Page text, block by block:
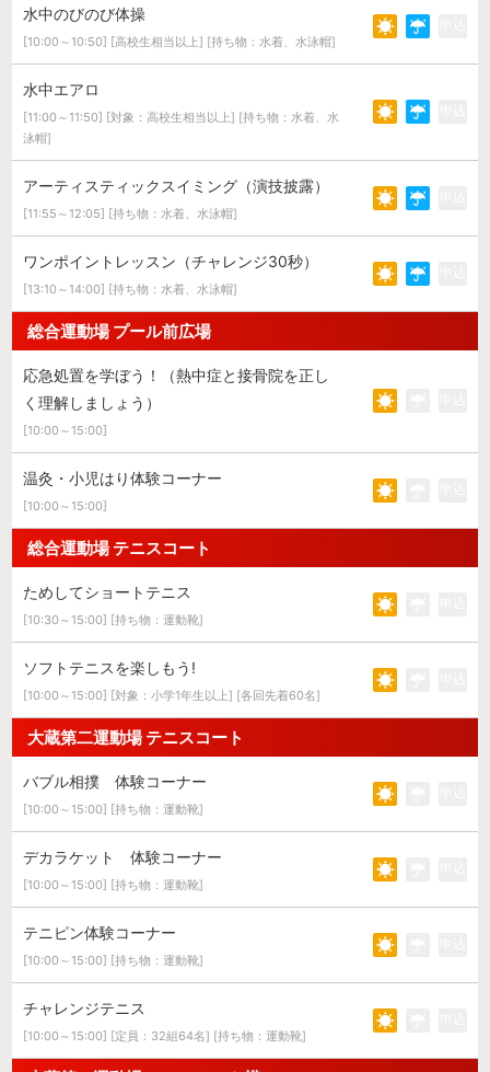
水中のびのび体操
[10:00～10:50] [高校生相当以上] [持ち物：水着、水泳帽]
水中エアロ
[11:00～11:50] [対象：高校生相当以上] [持ち物：水着、水
泳帽]
アーティスティックスイミング（演技披露）
[11:55～12:05] [持ち物：水着、水泳帽]
ワンポイントレッスン（チャレンジ30秒）
[13:10～14:00] [持ち物：水着、水泳帽]
総合運動場 プール前広場
応急処置を学ぼう！（熱中症と接骨院を正し
く理解しましょう）
[10:00～15:00]
温灸・小児はり体験コーナー
[10:00～15:00]
総合運動場 テニスコート
ためしてショートテニス
[10:30～15:00] [持ち物：運動靴]
ソフトテニスを楽しもう!
[10:00～15:00] [対象：小学1年生以上] [各回先着60名]
大蔵第二運動場 テニスコート
バブル相撲 体験コーナー
[10:00～15:00] [持ち物：運動靴]
デカラケット 体験コーナー
[10:00～15:00] [持ち物：運動靴]
テニピン体験コーナー
[10:00～15:00] [持ち物：運動靴]
チャレンジテニス
[10:00～15:00] [定員：32組64名] [持ち物：運動靴]